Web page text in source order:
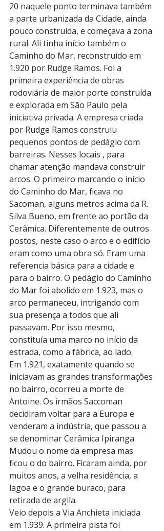
20 naquele ponto terminava também
a parte urbanizada da Cidade, ainda
pouco construída, e começava a zona
rural. Ali tinha início também o
Caminho do Mar, reconstruído em
1.920 por Rudge Ramos. Foi a
primeira experiência de obras
rodoviária de maior porte construída
e explorada em São Paulo pela
iniciativa privada. A empresa criada
por Rudge Ramos construiu
pequenos pontos de pedágio com
barreiras. Nesses locais , para
chamar atenção mandava construir
arcos. O primeiro marcando o início
do Caminho do Mar, ficava no
Sacoman, alguns metros acima da R.
Silva Bueno, em frente ao portão da
Cerâmica. Diferentemente de outros
postos, neste caso o arco e o edifício
eram como uma obra só. Eram uma
referencia básica para a cidade e
para o bairro. O pedágio do Caminho
do Mar foi abolido em 1.923, mas o
arco permaneceu, intrigando com
sua presença a todos que ali
passavam. Por isso mesmo,
constituía uma marco no início da
estrada, como a fábrica, ao lado.
Em 1.921, exatamente quando se
iniciavam as grandes transformações
no bairro, ocorreu a morte de
Antoine. Os irmãos Saccoman
decidiram voltar para a Europa e
venderam a indústria, que passou a
se denominar Cerâmica Ipiranga.
Mudou o nome da empresa mas
ficou o do bairro. Ficaram ainda, por
muitos anos, a velha residência, a
lagoa e o grande buraco, para
retirada de argila.
Veio depois a Via Anchieta iniciada
em 1.939. A primeira pista foi